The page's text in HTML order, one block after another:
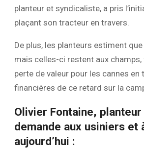
planteur et syndicaliste, a pris
plaçant son tracteur en travers.
De plus, les planteurs estiment
mais celles-ci restent aux
perte de valeur pour les cannes
financières de ce retard sur la
Olivier Fontaine,
demande aux usiniers et
aujourd’hui :